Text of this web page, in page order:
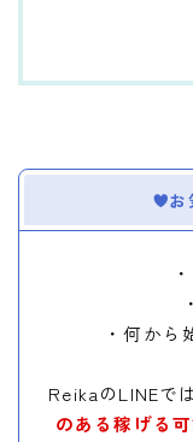
お
・何から
ReikaのLINEでは
のある稼げる